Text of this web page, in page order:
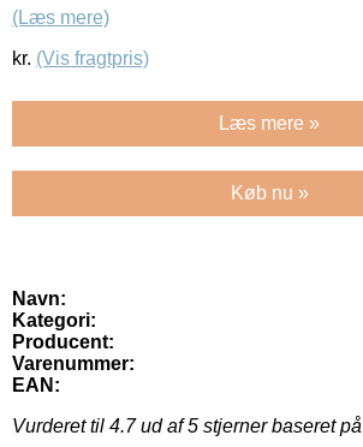
(Læs mere)
kr. (Vis fragtpris)
Læs mere »
Køb nu »
Navn:
Kategori:
Producent:
Varenummer:
EAN:
Vurderet til 4.7ud af 5 stjerner baseret på